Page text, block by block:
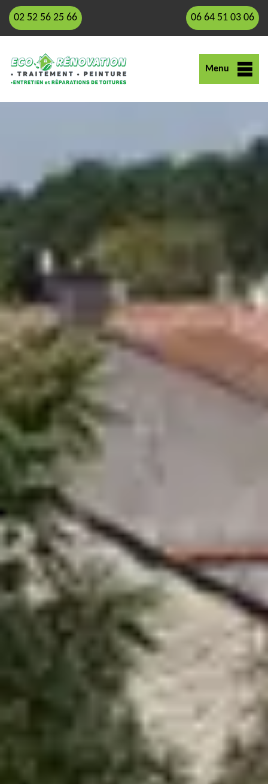
02 52 56 25 66 06 64 51 03 06
Menu